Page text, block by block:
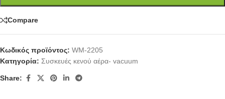
Compare
Κωδικός προϊόντος: WM-2205
Κατηγορία: Συσκευές κενού αέρα- vacuum
Share: